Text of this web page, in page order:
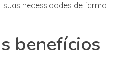
necessidades de forma
benefícios